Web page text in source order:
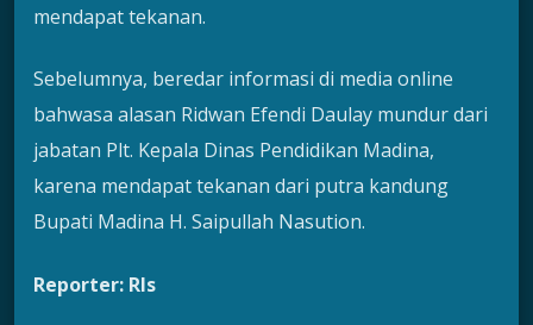
mendapat tekanan.
Sebelumnya, beredar informasi di media online
bahwasa alasan Ridwan Efendi Daulay mundur dari
jabatan Plt. Kepala Dinas Pendidikan Madina,
karena mendapat tekanan dari putra kandung
Bupati Madina H. Saipullah Nasution.
Reporter: Rls